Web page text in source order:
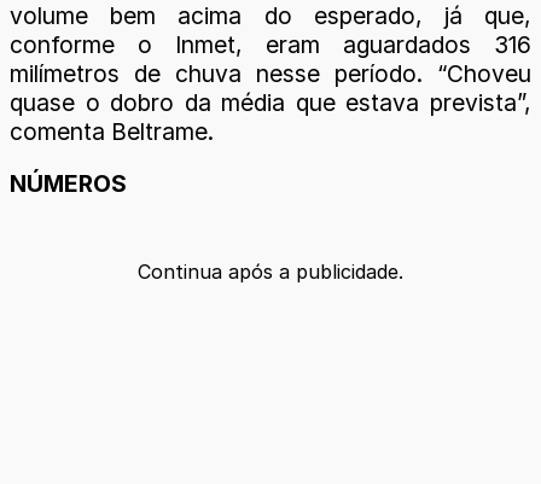
volume bem acima do esperado, já que,
conforme o Inmet, eram aguardados 316
milímetros de chuva nesse período. “Choveu
quase o dobro da média que estava prevista”,
comenta Beltrame.
NÚMEROS
Continua após a publicidade.